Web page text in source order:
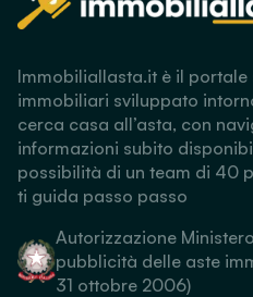
Immobiliallasta.it è il
immobiliari sviluppato
cerca casa all’asta, con
informazioni subito
possibilità di un team di 40
ti guida passo passo
Autorizzazione
pubblicità delle aste
31 ottobre 2006)